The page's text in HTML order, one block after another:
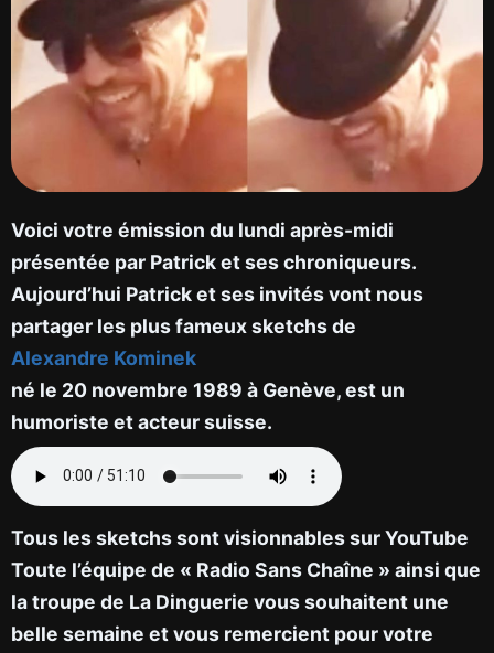
Voici votre émission du lundi après-midi
présentée par Patrick et ses chroniqueurs.
Aujourd’hui Patrick et ses invités vont nous
partager les plus fameux sketchs de
Alexandre Kominek
né le 20 novembre 1989 à Genève, est un
humoriste et acteur suisse.
Tous les sketchs sont visionnables sur YouTube
Toute l’équipe de « Radio Sans Chaîne » ainsi que
la troupe de La Dinguerie vous souhaitent une
belle semaine et vous remercient pour votre